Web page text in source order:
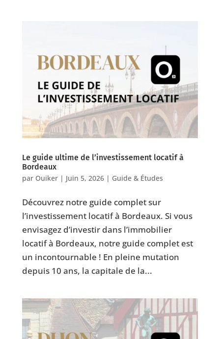
Le guide ultime de l’investissement locatif à
Bordeaux
par Ouiker| Juin 5, 2026| Guide & Études
Découvrez notre guide complet sur
l’investissement locatif à Bordeaux. Si vous
envisagez d’investir dans l’immobilier
locatif à Bordeaux, notre guide complet est
un incontournable ! En pleine mutation
depuis 10 ans, la capitale de la...